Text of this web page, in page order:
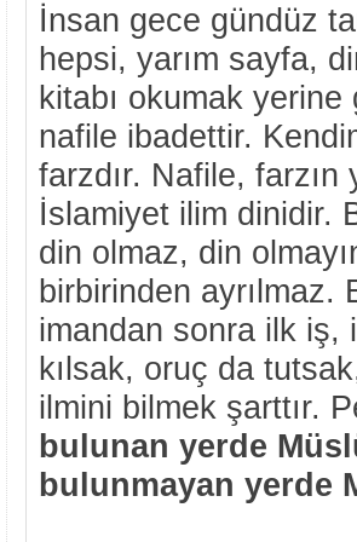
İnsan gece gündüz
hepsi, yarım sayfa,
kitabı okumak
nafile ibadettir.
farzdır. Nafile,
İslamiyet ilim dinidir.
din olmaz, din
birbirinden ayrılmaz.
imandan sonra ilk iş,
kılsak, oruç da
ilmini bilmek şarttır.
bulunan yerde
bulunmayan yerde